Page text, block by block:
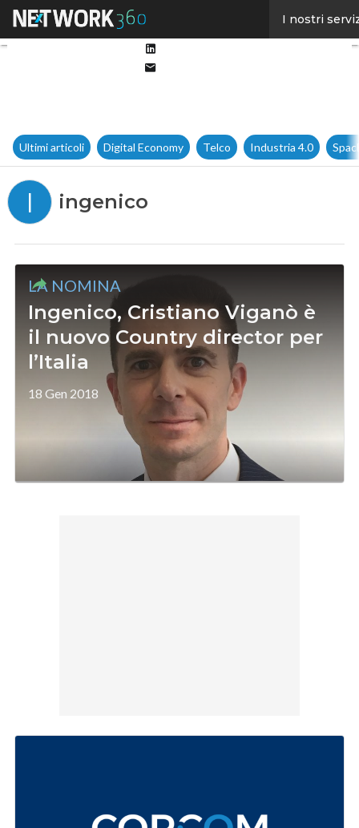
I nostri
Ultimi articoli Digital Economy Telco Industria 4.0
I ingenico
LA NOMINA
Ingenico, Cristiano Viganò è
il nuovo Country director per
l’Italia
18 Gen 2018